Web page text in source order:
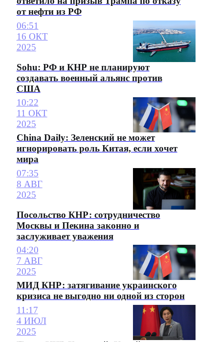
от нефти из РФ
06:51
16 ОКТ
2025
Sohu: РФ и КНР не планируют
создавать военный альянс против
США
10:22
11 ОКТ
2025
China Daily: Зеленский не может
игнорировать роль Китая, если хочет
мира
07:35
8 АВГ
2025
Посольство КНР: cотрудничество
Москвы и Пекина законно и
заслуживает уважения
04:20
7 АВГ
2025
МИД КНР: затягивание украинского
кризиса не выгодно ни одной из сторон
11:17
4 ИЮЛ
2025